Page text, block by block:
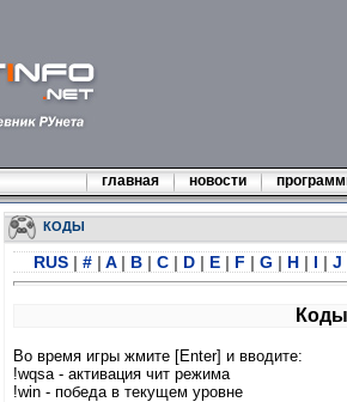
главная новости
КОДЫ
RUS | # | A | B | C | D | E | F | G | H | I | J
Во время игры жмите [Enter] и вводите:
!wqsa - активация чит режима
!win - победа в текущем уровне